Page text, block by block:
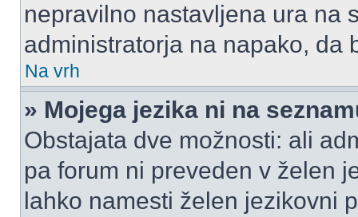
nepravilno nastavljena ura na
administratorja na napako, da
Na vrh
» Mojega jezika ni na
Obstajata dve možnosti: ali
pa forum ni preveden v želen
lahko namesti želen jezikovni